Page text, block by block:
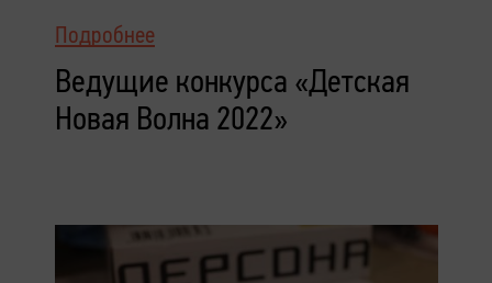
Подробнее
Ведущие конкурса «Детская
Новая Волна 2022»